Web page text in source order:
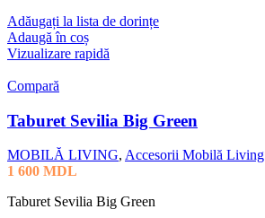
Adăugați la lista de dorințe
Adaugă în coș
Vizualizare rapidă
Compară
Taburet Sevilia Big Green
MOBILĂ LIVING, Accesorii Mobilă Living
1 600 MDL
Taburet Sevilia Big Green